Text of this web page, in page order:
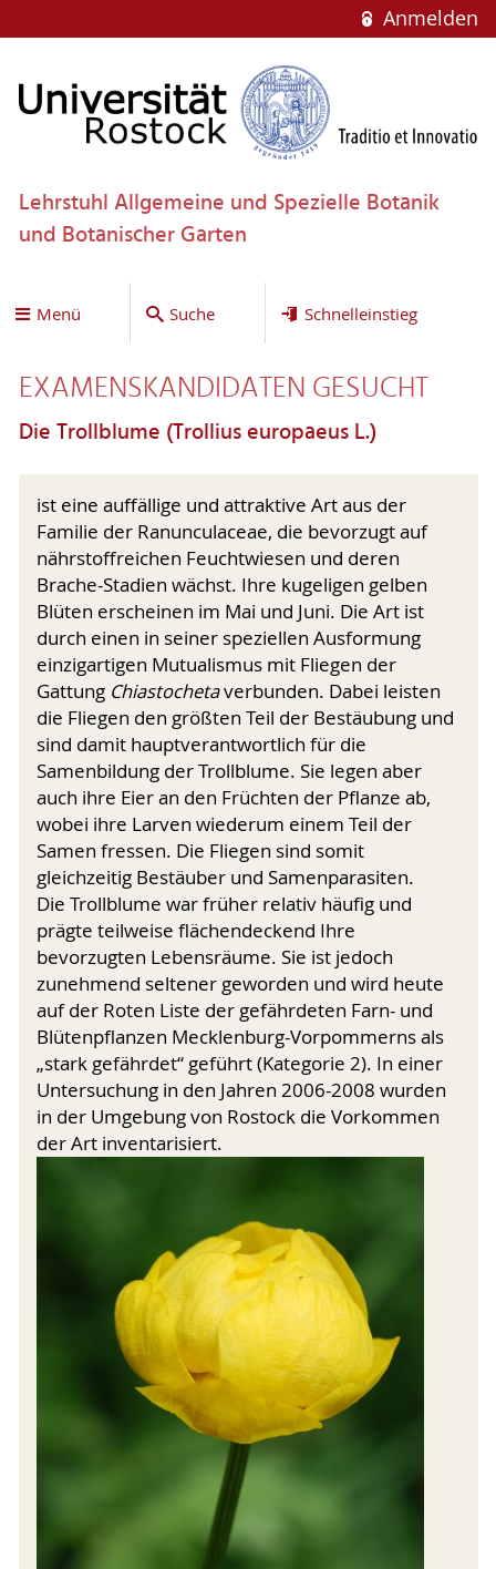
Anmelden
Lehrstuhl Allgemeine und Spezielle Botanik
und Botanischer Garten
Menü Suche Schnelleinstieg
EXAMENSKANDIDATEN GESUCHT
Die Trollblume (Trollius europaeus L.)
ist eine auffällige und attraktive Art aus der
Familie der Ranunculaceae, die bevorzugt auf
nährstoffreichen Feuchtwiesen und deren
Brache-Stadien wächst. Ihre kugeligen gelben
Blüten erscheinen im Mai und Juni. Die Art ist
durch einen in seiner speziellen Ausformung
einzigartigen Mutualismus mit Fliegen der
Gattung Chiastochetaverbunden. Dabei leisten
die Fliegen den größten Teil der Bestäubung und
sind damit hauptverantwortlich für die
Samenbildung der Trollblume. Sie legen aber
auch ihre Eier an den Früchten der Pflanze ab,
wobei ihre Larven wiederum einem Teil der
Samen fressen. Die Fliegen sind somit
gleichzeitig Bestäuber und Samenparasiten.
Die Trollblume war früher relativ häufig und
prägte teilweise flächendeckend Ihre
bevorzugten Lebensräume. Sie ist jedoch
zunehmend seltener geworden und wird heute
auf der Roten Liste der gefährdeten Farn- und
Blütenpflanzen Mecklenburg-Vorpommerns als
„stark gefährdet“ geführt (Kategorie 2). In einer
Untersuchung in den Jahren 2006-2008 wurden
in der Umgebung von Rostock die Vorkommen
der Art inventarisiert.